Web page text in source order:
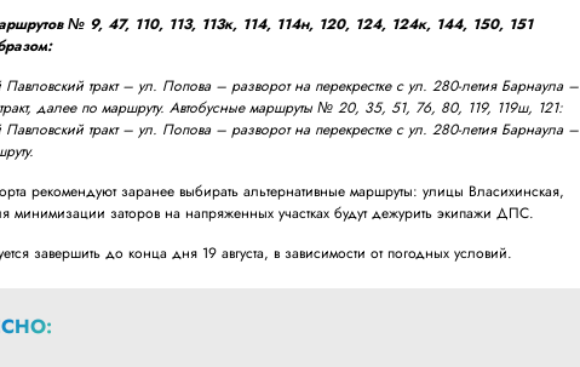
№ 9, 47, 110, 113, 113к, 114, 114н, 120, 124, 124к, 144, 150, 151
тракт – ул. Попова – разворот на перекрестке с ул. 280-летия Барнаула –
далее по маршруту. Автобусные маршруты № 20, 35, 51, 76, 80, 119, 119ш, 121:
тракт – ул. Попова – разворот на перекрестке с ул. 280-летия Барнаула –
рекомендуют заранее выбирать альтернативные маршруты: улицы Власихинская,
минимизации заторов на напряженных участках будут дежурить экипажи ДПС.
завершить до конца дня 19 августа, в зависимости от погодных условий.